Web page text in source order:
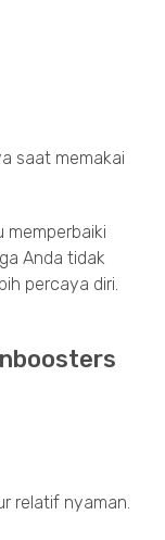
saat memakai
memperbaiki
Anda tidak
percaya diri.
relatif nyaman.